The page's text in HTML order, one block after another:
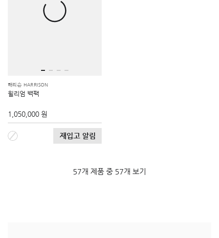
해리슨 HARRISON
윌리엄 백팩
1,050,000 원
재입고 알림
57개 제품 중 57개 보기